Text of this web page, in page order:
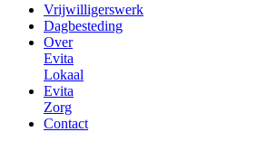
Vrijwilligerswerk
Dagbesteding
Over
Evita
Lokaal
Evita
Zorg
Contact